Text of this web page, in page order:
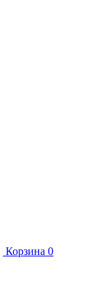
Корзина 0